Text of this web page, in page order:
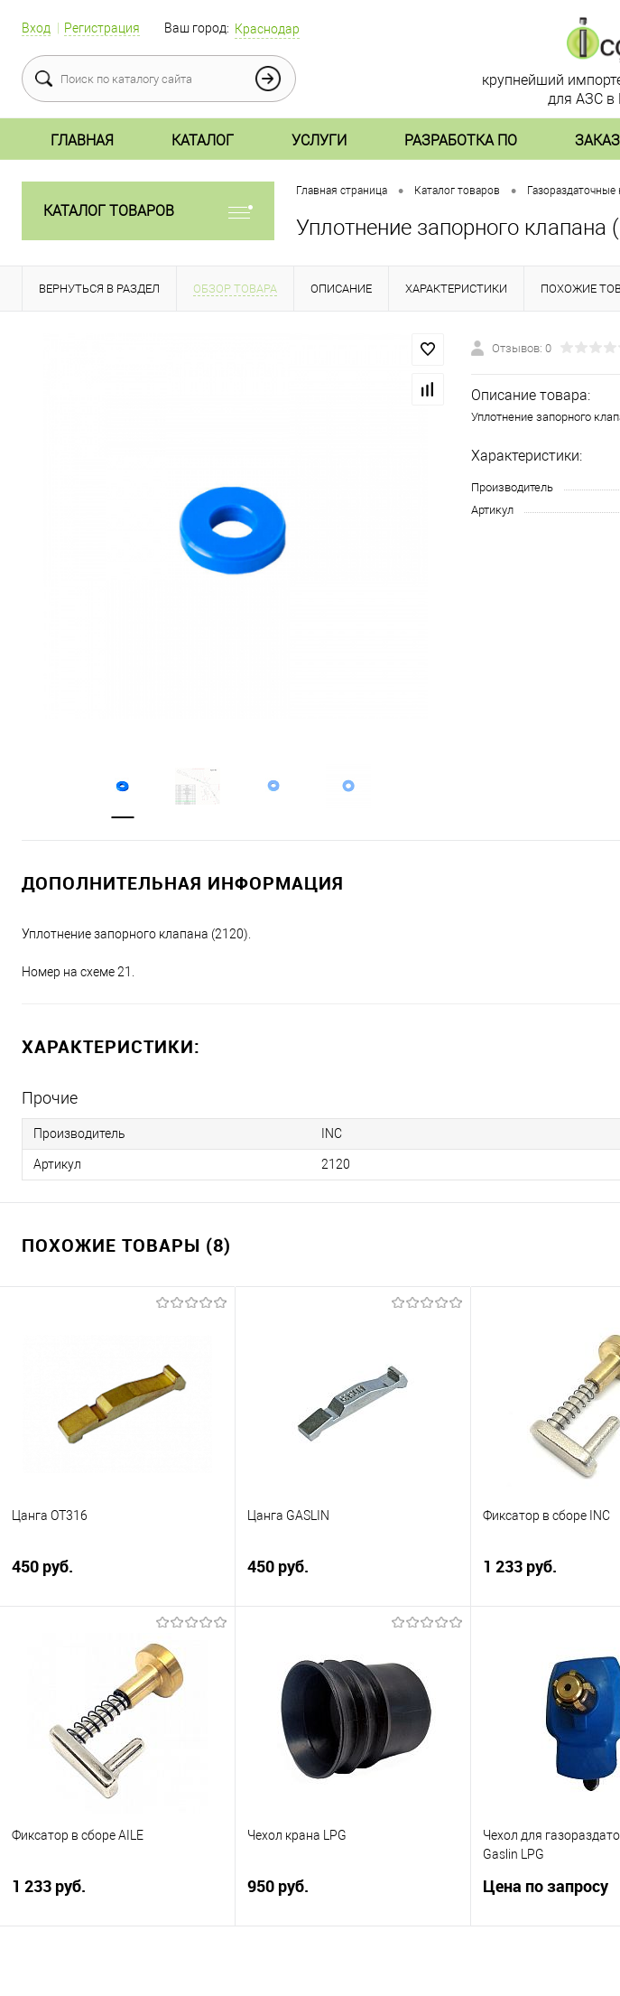
Вход Регистрация Ваш город: Краснодар
крупнейший
для АЗС в
ГЛАВНАЯ КАТАЛОГ УСЛУГИ РАЗРАБОТКА ПО
КАТАЛОГ ТОВАРОВ
Главная страница • Каталог товаров • Газораздаточные
Уплотнение запорного клапана
ВЕРНУТЬСЯ В РАЗДЕЛ ОБЗОР ТОВАРА ОПИСАНИЕ ХАРАКТЕРИСТИКИ ПОХОЖИЕ
Отзывов: 0
Описание товара:
Уплотнение запорного
Характеристики:
Производитель
Артикул
ДОПОЛНИТЕЛЬНАЯ ИНФОРМАЦИЯ
Уплотнение запорного клапана (2120).
Номер на схеме 21.
ХАРАКТЕРИСТИКИ:
Прочие
Производитель INC
Артикул 2120
ПОХОЖИЕ ТОВАРЫ (8)
Цанга ОТ316
450 руб.
Цанга ОТ316 для газораздаточных
других аналогов. Цена за 1 шт.
Производство Россия. Состав
латунь. Высокой плотности,
Купить
Купить в 1 клик
Цанга GASLIN
450 руб.
Подписаться
Купить в 1 клик
Сравнить
В избранное
Недоступно
Фиксатор в сборе INC
1 233 руб.
Для кранов:
(алюм.),
Купить в 1 клик
Фиксатор в сборе AILE
1 233 руб.
Чехол крана LPG
950 руб.
Чехол для
Gaslin LPG
Цена по запросу